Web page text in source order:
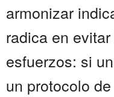
armonizar
radica en
esfuerzos: si
un protocolo